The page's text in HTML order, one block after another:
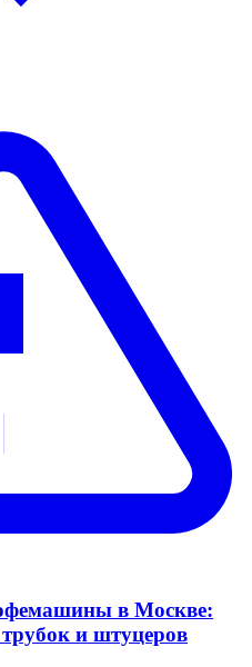
в Москве:
трубок и штуцеров